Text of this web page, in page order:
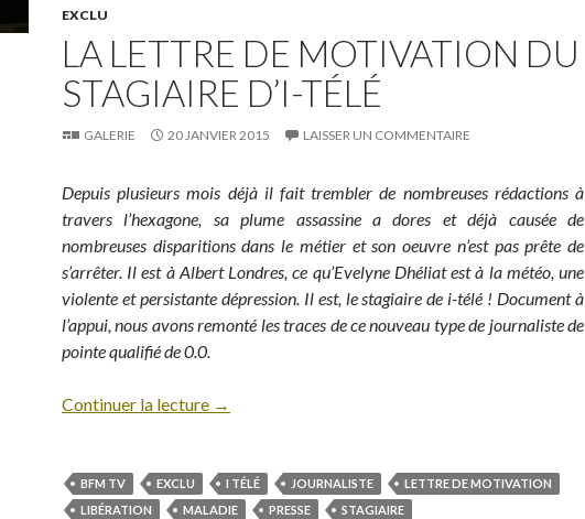
EXCLU
LA LETTRE DE MOTIVATION DU
STAGIAIRE D’I-TÉLÉ
GALERIE 20 JANVIER 2015 LAISSER UN COMMENTAIRE
Depuis plusieurs mois déjà il fait trembler de nombreuses rédactions à
travers l’hexagone, sa plume assassine a dores et déjà causée de
nombreuses disparitions dans le métier et son oeuvre n’est pas prête de
s’arrêter. Il est à Albert Londres, ce qu’Evelyne Dhéliat est à la météo, une
violente et persistante dépression. Il est, le stagiaire de i-télé ! Document à
l’appui, nous avons remonté les traces de ce nouveau type de journaliste de
pointe qualifié de 0.0.
Continuer la lecture →
BFM TV EXCLU I TÉLÉ JOURNALISTE
LETTRE DE MOTIVATION
LIBÉRATION
MALADIE PRESSE STAGIAIRE